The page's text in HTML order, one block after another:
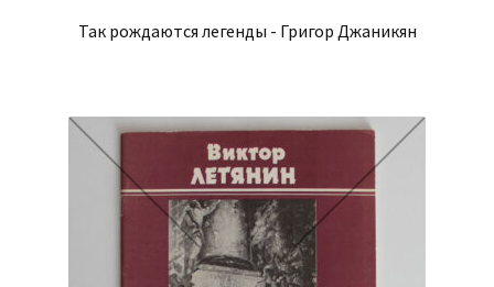
Так рождаются легенды - Григор Джаникян